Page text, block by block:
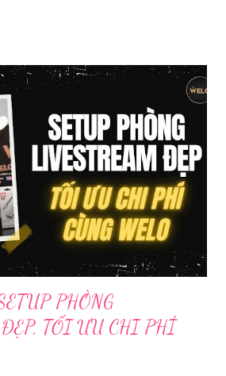
các hoạt động phát trực tiếp nội dung
phạm pháp luật. Ngay sau khi tiếp
tổ chức xác minh, thu thập dữ liệu
tra ban đầu xác định, Triệu Thị Dung
xã Phủ Thông, tỉnh Thái Nguyên, cùng
tham gia tổ chức livestream nội dung
thu lợi. Các đối tượng liên quan gồm
PHÒNG
TỐI ƯU CHI PHÍ